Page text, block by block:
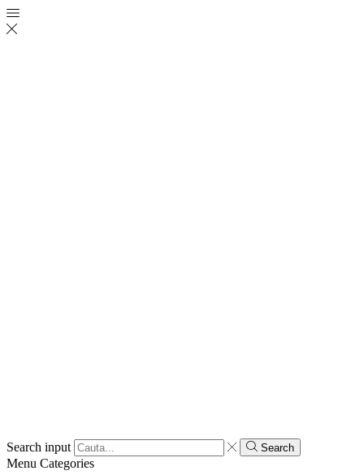
Search input Search
Menu Categories